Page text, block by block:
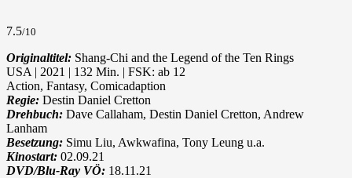
7.5/10
Originaltitel: Shang-Chi and the Legend of the Ten Rings
USA | 2021 | 132 Min. | FSK: ab 12
Action, Fantasy, Comicadaption
Regie: Destin Daniel Cretton
Drehbuch: Dave Callaham, Destin Daniel Cretton, Andrew
Lanham
Besetzung: Simu Liu, Awkwafina, Tony Leung u.a.
Kinostart: 02.09.21
DVD/Blu-Ray VÖ: 18.11.21